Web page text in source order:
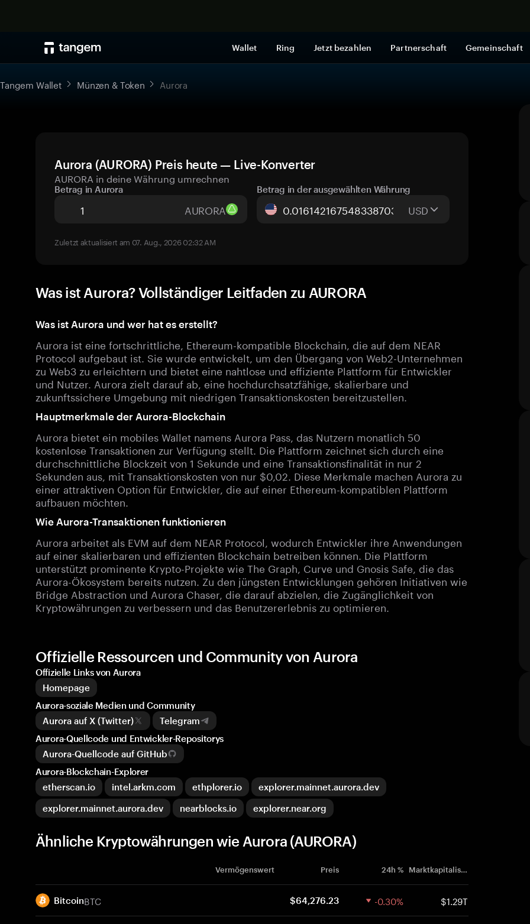
Wallet Ring Jetzt bezahlen Partnerschaft Gemeinschaft
Tangem Wallet Münzen & Token Aurora
Aurora (AURORA) Preis heute — Live-Konverter
AURORA in deine Währung umrechnen
Betrag in Aurora
AURORA
Betrag in der ausgewählten Währung
USD
Zuletzt aktualisiert am 07. Aug., 2026 02:32 AM
Was ist Aurora? Vollständiger Leitfaden zu AURORA
Was ist Aurora und wer hat es erstellt?
Aurora ist eine fortschrittliche, Ethereum-kompatible Blockchain, die auf dem NEAR
Protocol aufgebaut ist. Sie wurde entwickelt, um den Übergang von Web2-Unternehmen
zu Web3 zu erleichtern und bietet eine nahtlose und effiziente Plattform für Entwickler
und Nutzer. Aurora zielt darauf ab, eine hochdurchsatzfähige, skalierbare und
zukunftssichere Umgebung mit niedrigen Transaktionskosten bereitzustellen.
Hauptmerkmale der Aurora-Blockchain
Aurora bietet ein mobiles Wallet namens Aurora Pass, das Nutzern monatlich 50
kostenlose Transaktionen zur Verfügung stellt. Die Plattform zeichnet sich durch eine
durchschnittliche Blockzeit von 1 Sekunde und eine Transaktionsfinalität in nur 2
Sekunden aus, mit Transaktionskosten von nur $0,02. Diese Merkmale machen Aurora zu
einer attraktiven Option für Entwickler, die auf einer Ethereum-kompatiblen Plattform
aufbauen möchten.
Wie Aurora-Transaktionen funktionieren
Aurora arbeitet als EVM auf dem NEAR Protocol, wodurch Entwickler ihre Anwendungen
auf einer skalierbaren und effizienten Blockchain betreiben können. Die Plattform
unterstützt prominente Krypto-Projekte wie The Graph, Curve und Gnosis Safe, die das
Aurora-Ökosystem bereits nutzen. Zu den jüngsten Entwicklungen gehören Initiativen wie
Bridge Abstraction und Aurora Chaser, die darauf abzielen, die Zugänglichkeit von
Kryptowährungen zu verbessern und das Benutzererlebnis zu optimieren.
Offizielle Ressourcen und Community von Aurora
Offizielle Links von Aurora
Homepage
Aurora-soziale Medien und Community
Aurora auf X (Twitter)
Telegram
Aurora-Quellcode und Entwickler-Repositorys
Aurora-Quellcode auf GitHub
Aurora-Blockchain-Explorer
etherscan.io
intel.arkm.com ethplorer.io
explorer.mainnet.aurora.dev
explorer.mainnet.aurora.dev
nearblocks.io explorer.near.org
Ähnliche Kryptowährungen wie Aurora (AURORA)
Vermögenswert Preis 24h % Marktkapitalisierung
BitcoinBTC $64,276.23 -0.30% $1.29T